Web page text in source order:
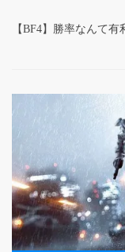
【BF4】勝率なんて有